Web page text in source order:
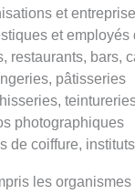
et
et employés
restaurants, bars,
pâtisseries
photographiques
de coiffure,
les